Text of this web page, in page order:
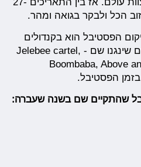
הפסטיבל הוא בקנדולים
ביץ' גואה. מהאמנים הבולטים שינגנו שם - Jelebee cartel,
Boombaba, Above
שהתקיים שם בשנה שעברה: